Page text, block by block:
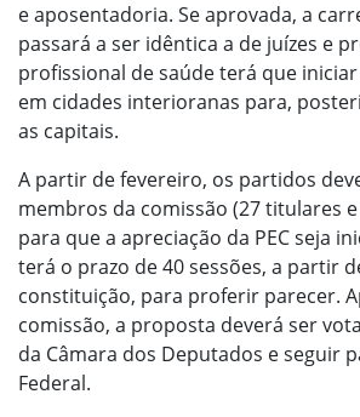
e aposentadoria. Se aprovada, a
passará a ser idêntica a de juízes e
profissional de saúde terá que
em cidades interioranas para,
as capitais.
A partir de fevereiro, os partidos
membros da comissão (27 titulares
para que a apreciação da PEC seja
terá o prazo de 40 sessões, a partir
constituição, para proferir parecer.
comissão, a proposta deverá ser
da Câmara dos Deputados e seguir
Federal.